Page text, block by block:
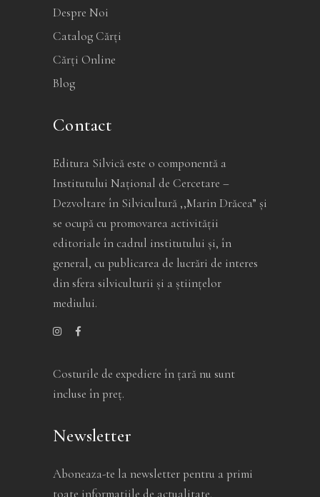
Despre Noi
Catalog Cărți
Cărți Online
Blog
Contact
Editura Silvică este o componentă a
Institutului Național de Cercetare –
Dezvoltare în Silvicultură ,,Marin Drăcea” și
se ocupă cu promovarea activității
editoriale în cadrul institutului și, în
general, cu publicarea de lucrări de interes
din sfera silviculturii și a științelor
mediului.
Costurile de expediere în ţară nu sunt
incluse în preţ.
Newsletter
Aboneaza-te la newsletter pentru a primi
toate informatiile de actualitate.